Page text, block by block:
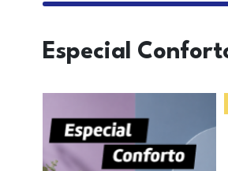
Especial